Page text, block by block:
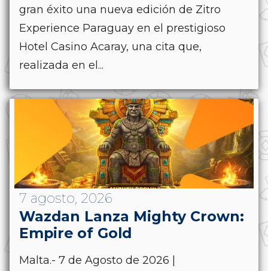
gran éxito una nueva edición de Zitro
Experience Paraguay en el prestigioso
Hotel Casino Acaray, una cita que,
realizada en el...
7 agosto, 2026
Wazdan Lanza Mighty Crown:
Empire of Gold
Malta.- 7 de Agosto de 2026 |